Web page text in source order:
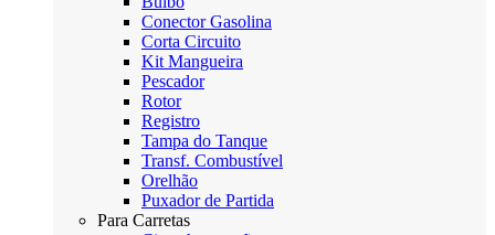
Conector Gasolina
Corta Circuito
Kit Mangueira
Pescador
Rotor
Registro
Tampa do Tanque
Transf. Combustível
Orelhão
Puxador de Partida
Para Carretas